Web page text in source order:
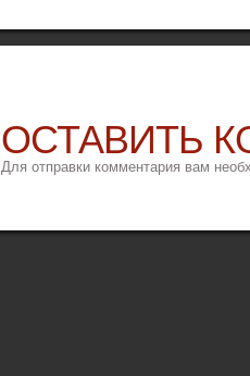
ОСТАВИТЬ
Для отправки комментария вам